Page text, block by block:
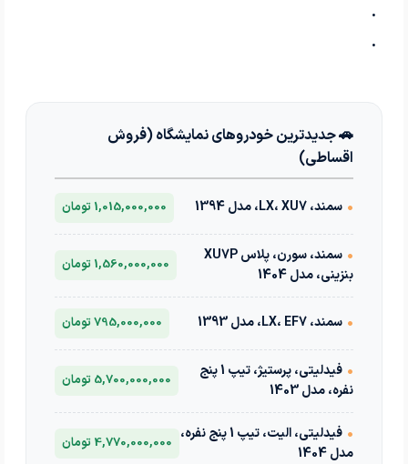
.
.
🚗 جدیدترین خودروهای نمایشگاه (فروش
اقساطی)
• سمند، LX، XU7، مدل 1394 1,015,000,000 تومان
•
سمند، سورن، پلاس XU7P
بنزینی، مدل 1404
1,560,000,000 تومان
• سمند، LX، EF7، مدل 1393 795,000,000 تومان
•
فیدلیتی، پرستیژ، تیپ 1 پنج
نفره، مدل 1403
5,700,000,000 تومان
•
فیدلیتی، الیت، تیپ 1 پنج نفره،
مدل 1404
4,770,000,000 تومان